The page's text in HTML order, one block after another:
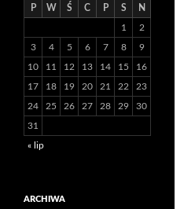
P W Ś C P S N
1 2
3 4 5 6 7 8 9
10 11 12 13 14 15 16
17 18 19 20 21 22 23
24 25 26 27 28 29 30
31
« lip
ARCHIWA